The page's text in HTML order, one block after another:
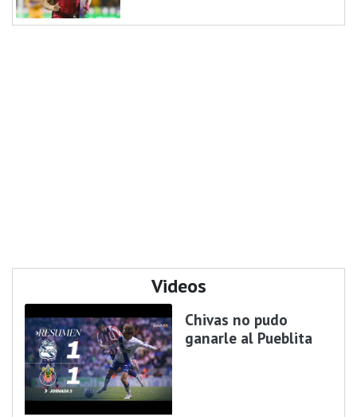
Videos
Chivas no pudo
ganarle al Pueblita